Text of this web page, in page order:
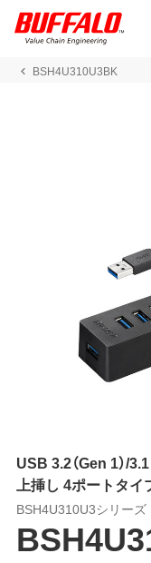
BSH4U310U3BK
USB 3.2（Gen 1）/
上挿し 4ポートタ
BSH4U310U3シリーズ